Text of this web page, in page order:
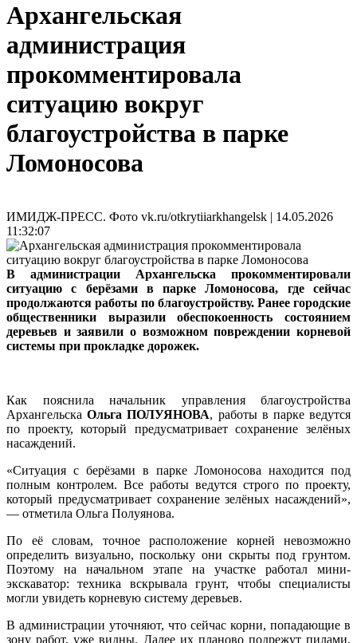
Архангельская
администрация
прокомментировала
ситуацию вокруг
благоустройства в парке
Ломоносова
ИМИДЖ-ПРЕСС. Фото vk.ru/otkrytiiarkhangelsk | 14.05.2026
11:32:07
В администрации Архангельска прокомментировали
ситуацию с берёзами в парке Ломоносова, где сейчас
продолжаются работы по благоустройству. Ранее городские
общественники выразили обеспокоенность состоянием
деревьев и заявили о возможном повреждении корневой
системы при прокладке дорожек.
Как пояснила начальник управления благоустройства
АрхангельскаОльга ПОЛУЯНОВА, работы в парке ведутся
по проекту, который предусматривает сохранение зелёных
насаждений.
«Ситуация с берёзами в парке Ломоносова находится под
полным контролем. Все работы ведутся строго по проекту,
который предусматривает сохранение зелёных насаждений»,
— отметила Ольга Полуянова.
По её словам, точное расположение корней невозможно
определить визуально, поскольку они скрыты под грунтом.
Поэтому на начальном этапе на участке работал мини-
экскаватор: техника вскрывала грунт, чтобы специалисты
могли увидеть корневую систему деревьев.
В администрации уточняют, что сейчас корни, попадающие в
зону работ, уже видны. Далее их планово подрежут пилами,